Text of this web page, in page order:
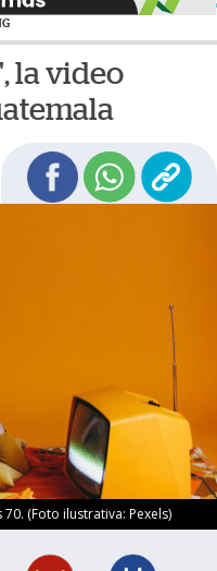
la video
(Foto ilustrativa: Pexels)